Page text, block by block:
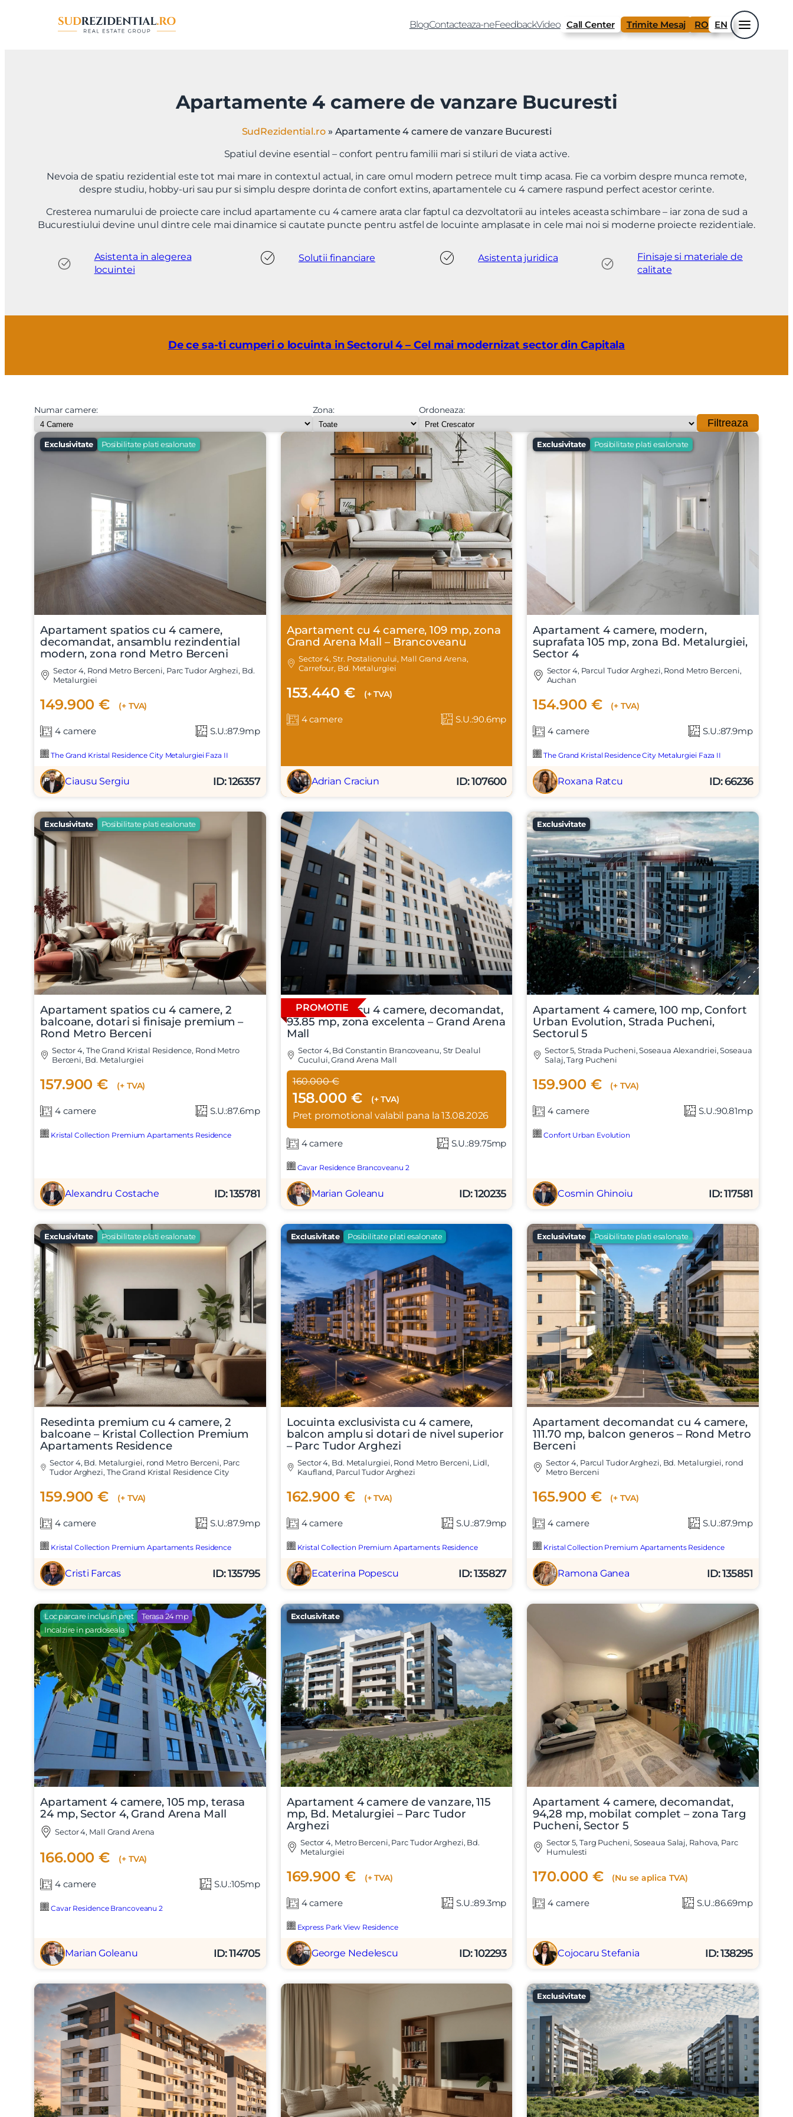
BlogContacteaza-neFeedbackVideo Call Center Trimite Mesaj RO EN
Apartamente 4 camere de vanzare Bucuresti
SudRezidential.ro» Apartamente 4 camere de vanzare Bucuresti
Spatiul devine esential – confort pentru familii mari si stiluri de viata active.
Nevoia de spatiu rezidential este tot mai mare in contextul actual, in care omul modern petrece mult timp acasa. Fie ca vorbim despre munca remote,
despre studiu, hobby-uri sau pur si simplu despre dorinta de confort extins, apartamentele cu 4 camere raspund perfect acestor cerinte.
Cresterea numarului de proiecte care includ apartamente cu 4 camere arata clar faptul ca dezvoltatorii au inteles aceasta schimbare – iar zona de sud a
Bucurestiului devine unul dintre cele mai dinamice si cautate puncte pentru astfel de locuinte amplasate in cele mai noi si moderne proiecte rezidentiale.
Asistenta in alegerea
locuintei
Solutii financiare Asistenta juridica
Finisaje si materiale de
calitate
De ce sa-ti cumperi o locuinta in Sectorul 4 – Cel mai modernizat sector din Capitala
Numar camere: Zona: Ordoneaza:
Filtreaza
Exclusivitate Posibilitate plati esalonate
Apartament spatios cu 4 camere,
decomandat, ansamblu rezindential
modern, zona rond Metro Berceni
Sector 4, Rond Metro Berceni, Parc Tudor Arghezi, Bd.
Metalurgiei
149.900 € (+ TVA)
4 camere S.U.:87.9mp
The Grand Kristal Residence City Metalurgiei Faza II
Ciausu Sergiu ID: 126357
Apartament cu 4 camere, 109 mp, zona
Grand Arena Mall – Brancoveanu
Sector 4, Str. Postalionului, Mall Grand Arena,
Carrefour, Bd. Metalurgiei
153.440 € (+ TVA)
4 camere S.U.:90.6mp
Adrian Craciun ID: 107600
Exclusivitate Posibilitate plati esalonate
Apartament 4 camere, modern,
suprafata 105 mp, zona Bd. Metalurgiei,
Sector 4
Sector 4, Parcul Tudor Arghezi, Rond Metro Berceni,
Auchan
154.900 € (+ TVA)
4 camere S.U.:87.9mp
The Grand Kristal Residence City Metalurgiei Faza II
Roxana Ratcu ID: 66236
Exclusivitate Posibilitate plati esalonate
Apartament spatios cu 4 camere, 2
balcoane, dotari si finisaje premium –
Rond Metro Berceni
Sector 4, The Grand Kristal Residence, Rond Metro
Berceni, Bd. Metalurgiei
157.900 € (+ TVA)
4 camere S.U.:87.6mp
Kristal Collection Premium Apartaments Residence
Alexandru Costache ID: 135781
PROMOTIE
Apartament cu 4 camere, decomandat,
93.85 mp, zona excelenta – Grand Arena
Mall
Sector 4, Bd Constantin Brancoveanu, Str Dealul
Cucului, Grand Arena Mall
160.000 €
158.000 € (+ TVA)
Pret promotional valabil pana la 13.08.2026
4 camere S.U.:89.75mp
Cavar Residence Brancoveanu 2
Marian Goleanu ID: 120235
Exclusivitate
Apartament 4 camere, 100 mp, Confort
Urban Evolution, Strada Pucheni,
Sectorul 5
Sector 5, Strada Pucheni, Soseaua Alexandriei, Soseaua
Salaj, Targ Pucheni
159.900 € (+ TVA)
4 camere S.U.:90.81mp
Confort Urban Evolution
Cosmin Ghinoiu ID: 117581
Exclusivitate Posibilitate plati esalonate
Resedinta premium cu 4 camere, 2
balcoane – Kristal Collection Premium
Apartaments Residence
Sector 4, Bd. Metalurgiei, rond Metro Berceni, Parc
Tudor Arghezi, The Grand Kristal Residence City
159.900 € (+ TVA)
4 camere S.U.:87.9mp
Kristal Collection Premium Apartaments Residence
Cristi Farcas ID: 135795
Exclusivitate Posibilitate plati esalonate
Locuinta exclusivista cu 4 camere,
balcon amplu si dotari de nivel superior
– Parc Tudor Arghezi
Sector 4, Bd. Metalurgiei, Rond Metro Berceni, Lidl,
Kaufland, Parcul Tudor Arghezi
162.900 € (+ TVA)
4 camere S.U.:87.9mp
Kristal Collection Premium Apartaments Residence
Ecaterina Popescu ID: 135827
Exclusivitate Posibilitate plati esalonate
Apartament decomandat cu 4 camere,
111.70 mp, balcon generos – Rond Metro
Berceni
Sector 4, Parcul Tudor Arghezi, Bd. Metalurgiei, rond
Metro Berceni
165.900 € (+ TVA)
4 camere S.U.:87.9mp
Kristal Collection Premium Apartaments Residence
Ramona Ganea ID: 135851
Loc parcare inclus in pret
Terasa 24 mp
Incalzire in pardoseala
Apartament 4 camere, 105 mp, terasa
24 mp, Sector 4, Grand Arena Mall
Sector 4, Mall Grand Arena
166.000 € (+ TVA)
4 camere S.U.:105mp
Cavar Residence Brancoveanu 2
Marian Goleanu ID: 114705
Exclusivitate
Apartament 4 camere de vanzare, 115
mp, Bd. Metalurgiei – Parc Tudor
Arghezi
Sector 4, Metro Berceni, Parc Tudor Arghezi, Bd.
Metalurgiei
169.900 € (+ TVA)
4 camere S.U.:89.3mp
Express Park View Residence
George Nedelescu ID: 102293
Apartament 4 camere, decomandat,
94,28 mp, mobilat complet – zona Targ
Pucheni, Sector 5
Sector 5, Targ Pucheni, Soseaua Salaj, Rahova, Parc
Humulesti
170.000 € (Nu se aplica TVA)
4 camere S.U.:86.69mp
Cojocaru Stefania ID: 138295
Exclusivitate
Telefon
Email
Mesaj
Am citit si sunt de acord cu termenii si conditiileSudRezidential.ro
Sunt de acord cuprelucrarea datelor cu caracter personal